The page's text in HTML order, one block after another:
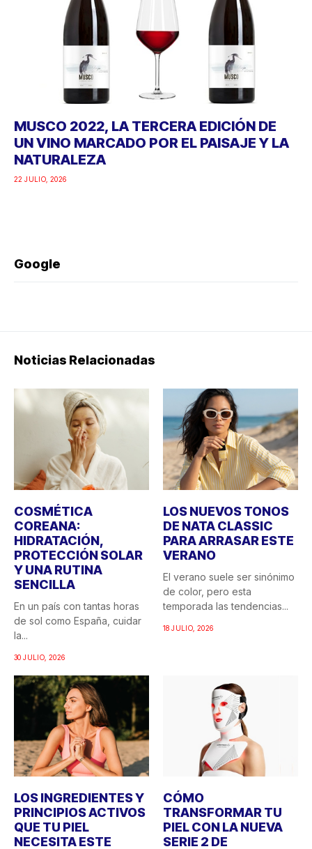
MUSCO 2022, LA TERCERA EDICIÓN DE
UN VINO MARCADO POR EL PAISAJE Y LA
NATURALEZA
22 JULIO, 2026
Google
Noticias Relacionadas
COSMÉTICA
COREANA:
HIDRATACIÓN,
PROTECCIÓN SOLAR
Y UNA RUTINA
SENCILLA
En un país con tantas horas
de sol como España, cuidar
la...
30 JULIO, 2026
LOS NUEVOS TONOS
DE NATA CLASSIC
PARA ARRASAR ESTE
VERANO
El verano suele ser sinónimo
de color, pero esta
temporada las tendencias...
18 JULIO, 2026
LOS INGREDIENTES Y
PRINCIPIOS ACTIVOS
QUE TU PIEL
NECESITA ESTE
CÓMO
TRANSFORMAR TU
PIEL CON LA NUEVA
SERIE 2 DE